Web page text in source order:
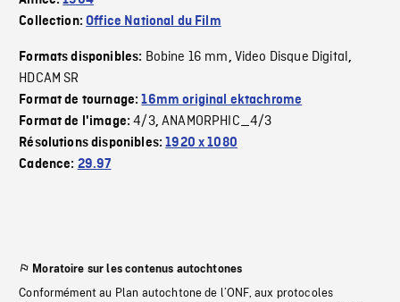
Collection:Office National du Film
Formats disponibles: Bobine 16 mm, Video Disque Digital,
HDCAM SR
Format de tournage:16mm original ektachrome
Format de l'image:4/3,ANAMORPHIC_4/3
Résolutions disponibles:1920 x 1080
Cadence: 29.97
Moratoire sur les contenus autochtones
Conformément au Plan autochtone de l’ONF, aux protocoles